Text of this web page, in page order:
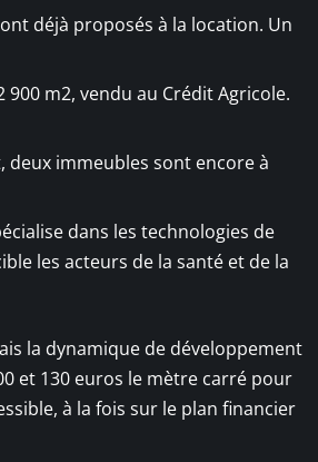
déjà proposés à la location. Un
m2, vendu au Crédit Agricole.
immeubles sont encore à
dans les technologies de
les acteurs de la santé et de la
la dynamique de développement
et 130 euros le mètre carré pour
à la fois sur le plan financier